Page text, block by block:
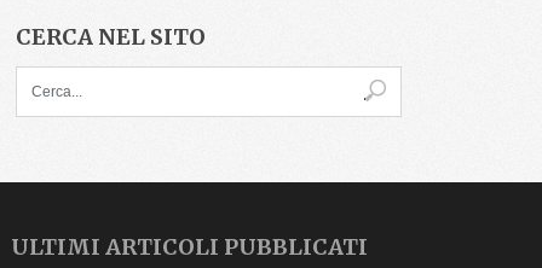
CERCA NEL SITO
ULTIMI ARTICOLI PUBBLICATI